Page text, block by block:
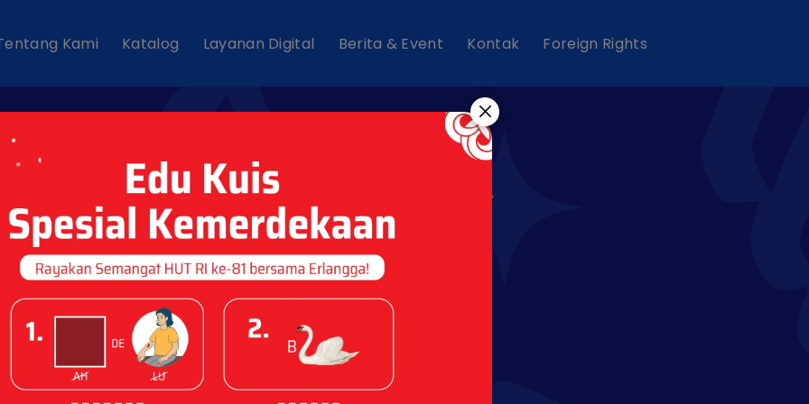
Kami Katalog Layanan Digital Berita & Event Kontak Foreign Rights
Tags : "Anniversary
74"